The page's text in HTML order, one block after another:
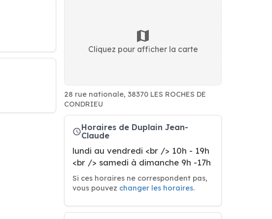
Cliquez pour afficher la carte
28 rue nationale, 38370 LES ROCHES DE
CONDRIEU
Horaires de Duplain Jean-
Claude
lundi au vendredi <br /> 10h - 19h
<br /> samedi à dimanche 9h -17h
Si ces horaires ne correspondent pas,
vous pouvez changer les horaires.